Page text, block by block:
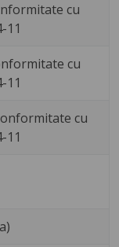
cu
11
cu
11
cu
11